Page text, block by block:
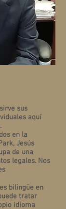
sus
aquí
en la
Jesús
de una
legales. Nos
bilingüe en
tratar
idioma